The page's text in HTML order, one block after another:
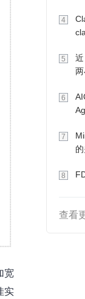
宽
实
4
5
6
7
8
查看